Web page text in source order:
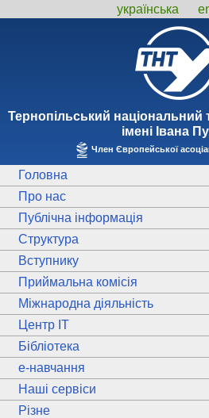
українська
Тернопiльський національний
iменi Iвана
Член Європейської
Головна
Про нас
Публічна інформація
Структура
Вступнику
Приймальна комісія
Міжнародна діяльність
Центр ІТ
Бібліотека
e-навчання
Наші сервіси
Різне